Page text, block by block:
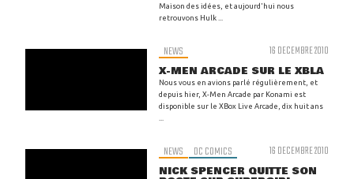
Maison des idées, et aujourd'hui nous
retrouvons Hulk ...
NEWS 16 DECEMBRE 2010
X-MEN ARCADE SUR LE XBLA
Nous vous en avions parlé régulièrement, et
depuis hier, X-Men Arcade par Konami est
disponible sur le XBox Live Arcade, dix huit ans
NEWS DC COMICS 16 DECEMBRE 2010
NICK SPENCER QUITTE SON